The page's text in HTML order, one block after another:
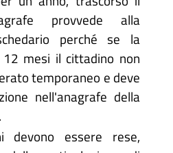
provvede alla
perché se la
mesi il cittadino non
temporaneo e deve
nell'anagrafe della
devono essere rese,